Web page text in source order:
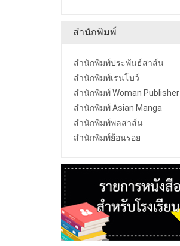
สำนักพิมพ์
สำนักพิมพ์ประพันธ์สาส์น
สำนักพิมพ์เรนโบว์
สำนักพิมพ์ Woman Publisher
สำนักพิมพ์ Asian Manga
สำนักพิมพ์พลสาส์น
สำนักพิมพ์ย้อนรอย